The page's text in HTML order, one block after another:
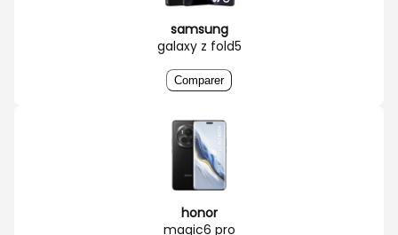
samsung
galaxy z fold5
Comparer
honor
magic6 pro